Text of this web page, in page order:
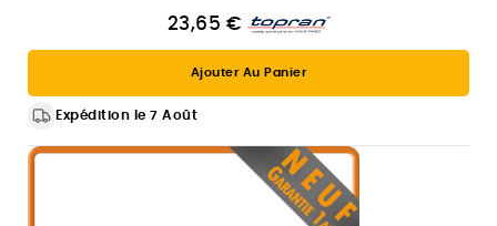
23,65 €
Ajouter Au Panier
Expédition le 7 Août